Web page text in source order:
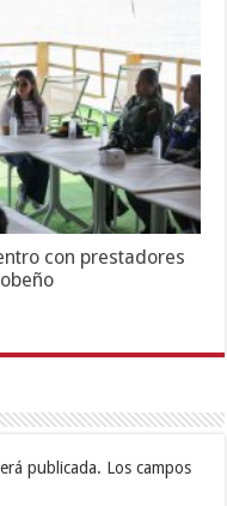
con prestadores
publicada. Los campos